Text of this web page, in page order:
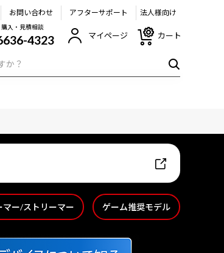
お問い合わせ アフターサポート 法人様向け
入・見積相談
4323 マイページ カート
マー/ストリーマー ゲーム推奨モデル